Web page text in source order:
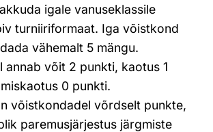
igale vanuseklassile
turniiriformaat. Iga võistkond
vähemalt 5 mängu.
annab võit 2 punkti, kaotus 1
0 punkti.
võistkondadel võrdselt punkte,
paremusjärjestus järgmiste